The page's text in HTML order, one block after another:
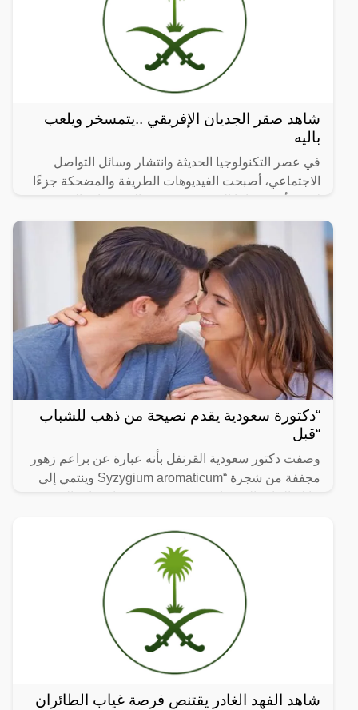
شاهد صقر الجديان الإفريقي ..يتمسخر ويلعب
باليه
في عصر التكنولوجيا الحديثة وانتشار وسائل التواصل
الاجتماعي، أصبحت الفيديوهات الطريفة والمضحكة جزءًا
انتشرت
“دكتورة سعودية يقدم نصيحة من ذهب للشباب
“قبل
وصفت دكتور سعودية القرنفل بأنه عبارة عن براعم زهور
مجففة من شجرة “Syzygium aromaticum وينتمي إلى
شاهد الفهد الغادر يقتنص فرصة غياب الطائران